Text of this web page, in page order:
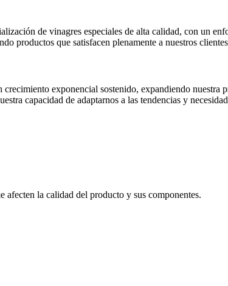
de vinagres especiales de alta calidad, con un
productos que satisfacen plenamente a nuestros
exponencial sostenido, expandiendo nuestra
capacidad de adaptarnos a las tendencias y
afecten la calidad del producto y sus componentes.